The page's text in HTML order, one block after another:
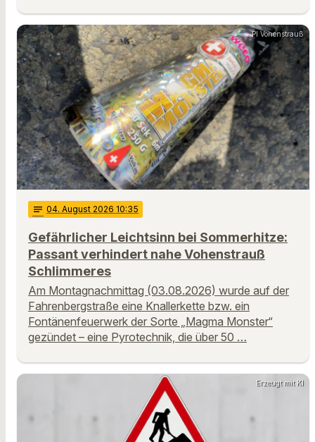
PI Vohenstrauß
notes 04. August 2026 10:35
Gefährlicher Leichtsinn bei Sommerhitze:
Passant verhindert nahe Vohenstrauß
Schlimmeres
Am Montagnachmittag (03.08.2026) wurde auf der
Fahrenbergstraße eine Knallerkette bzw. ein
Fontänenfeuerwerk der Sorte „Magma Monster“
gezündet – eine Pyrotechnik, die über 50 …
Erzeugt mit KI